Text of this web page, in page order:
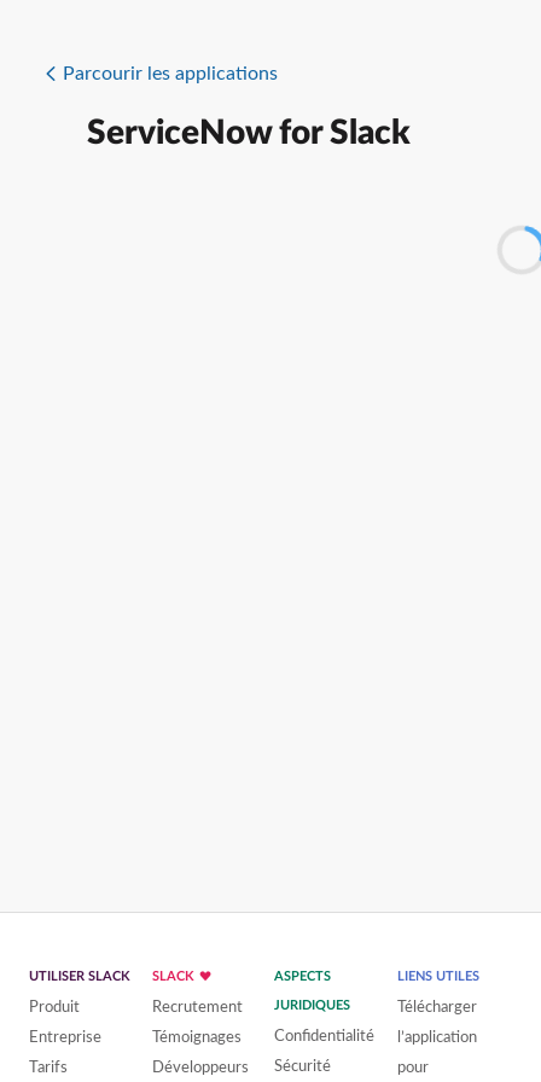
Parcourir les applications
ServiceNow for Slack
UTILISER SLACK
Produit
Entreprise
Tarifs
SLACK
Recrutement
Témoignages
Développeurs
ASPECTS
JURIDIQUES
Confidentialité
Sécurité
LIENS UTILES
Télécharger
l’application
pour